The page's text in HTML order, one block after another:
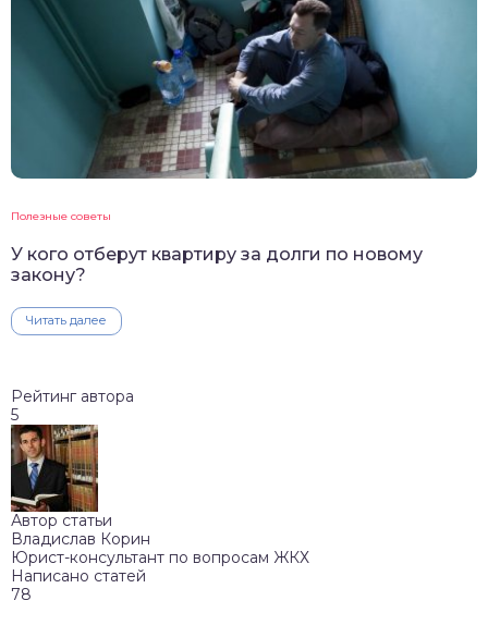
Полезные советы
У кого отберут квартиру за долги по новому
закону?
Читать далее
Рейтинг автора
5
Автор статьи
Владислав Корин
Юрист-консультант по вопросам ЖКХ
Написано статей
78